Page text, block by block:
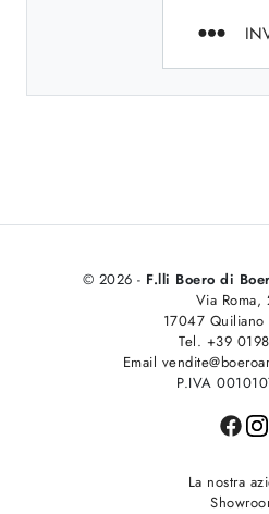
© 2026 - F.lli Boero di
Via Roma,
17047 Quiliano
Tel. +39
Email
P.IVA
La nostra